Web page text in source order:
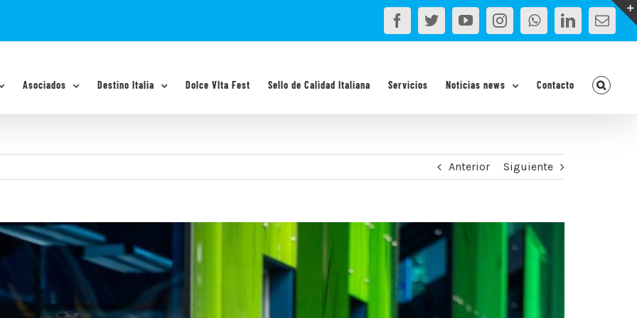
Facebook
TwitterYouTubeInstagramWhatsAppLinkedIn
Asociados Destino Italia Dolce VIta Fest Sello de Calidad Italiana Servicios Noticias news Contacto
Anterior Siguiente